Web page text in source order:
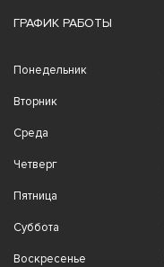
ГРАФИК РАБОТЫ
Понедельник
Вторник
Среда
Четверг
Пятница
Суббота
Воскресенье